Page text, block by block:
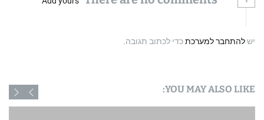
ישלהתחבר למערכתכדי לכתוב תגובה.
YOU MAY ALSO LIKE: